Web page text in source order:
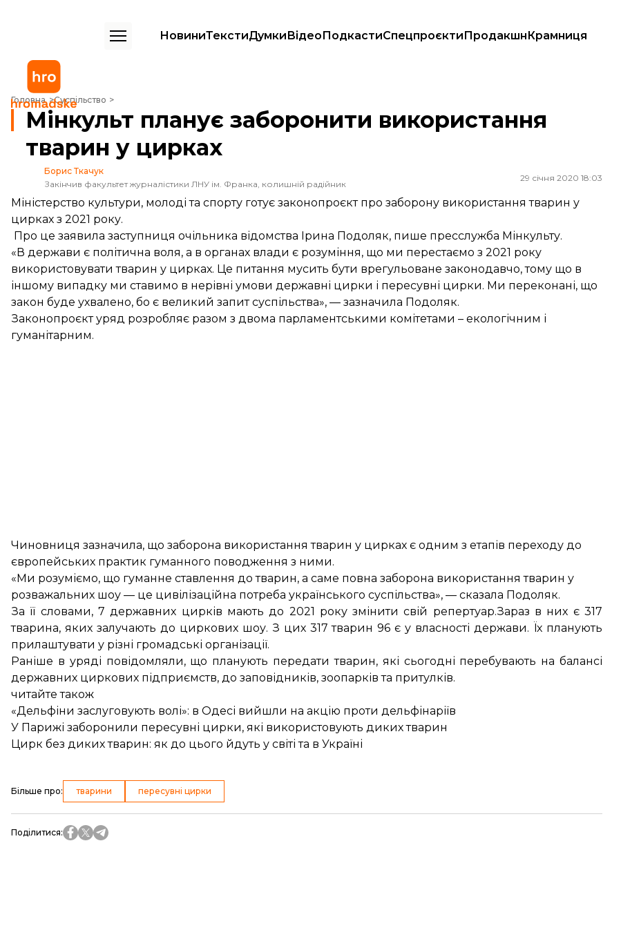
НовиниТекстиДумкиВідеоПодкастиСпецпроєктиПродакшнКрамниця
Головна Суспільство
Мінкульт планує заборонити використання тварин у цирках
Мінкульт планує заборонити використання
тварин у цирках
Борис Ткачук
Закінчив факультет журналістики ЛНУ ім. Франка, колишній радійник
29 січня 2020 18:03
Міністерство культури, молоді та спорту готує законопроєкт про заборону використання тварин у
цирках з 2021 року.
Про це заявила заступниця очільника відомства Ірина Подоляк, пише пресслужба Мінкульту.
«В держави є політична воля, а в органах влади є розуміння, що ми перестаємо з 2021 року
використовувати тварин у цирках. Це питання мусить бути врегульоване законодавчо, тому що в
іншому випадку ми ставимо в нерівні умови державні цирки і пересувні цирки. Ми переконані, що
закон буде ухвалено, бо є великий запит суспільства», — зазначила Подоляк.
Законопроєкт уряд розробляє разом з двома парламентськими комітетами – екологічним і
гуманітарним.
Чиновниця зазначила, що заборона використання тварин у цирках є одним з етапів переходу до
європейських практик гуманного поводження з ними.
«Ми розуміємо, що гуманне ставлення до тварин, а саме повна заборона використання тварин у
розважальних шоу — це цивілізаційна потреба українського суспільства», — сказала Подоляк.
За її словами, 7 державних цирків мають до 2021 року змінити свій репертуар.Зараз в них є 317
тварина, яких залучають до циркових шоу. З цих 317 тварин 96 є у власності держави. Їх планують
прилаштувати у різні громадські організації.
Раніше в уряді повідомляли, що планують передати тварин, які сьогодні перебувають на балансі
державних циркових підприємств, до заповідників, зоопарків та притулків.
читайте також
«Дельфіни заслуговують волі»: в Одесі вийшли на акцію проти дельфінаріїв
У Парижі заборонили пересувні цирки, які використовують диких тварин
Цирк без диких тварин: як до цього йдуть у світі та в Україні
Більше про: тварини пересувні цирки
Поділитися: